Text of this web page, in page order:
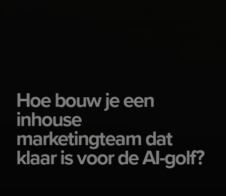
Hoe bouw je een
inhouse
marketingteam dat
klaar is voor de AI-golf?